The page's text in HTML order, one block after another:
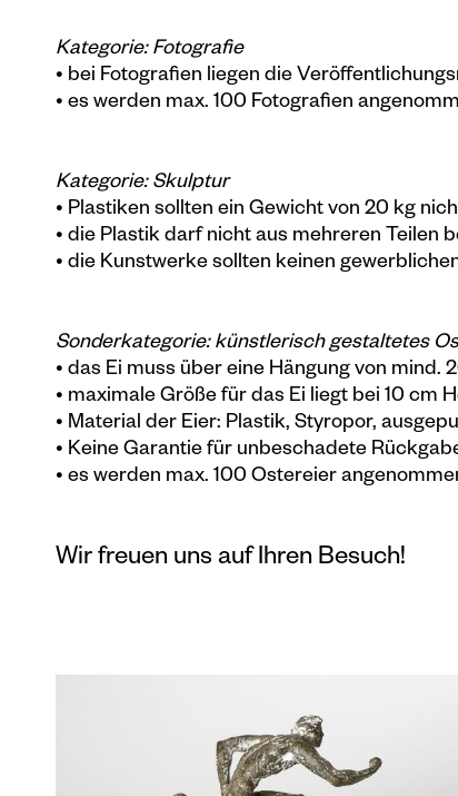
Kategorie: Fotografie
• bei Fotografien liegen die
• es werden max. 100 Fotografien
Kategorie: Skulptur
• Plastiken sollten ein Gewicht von 20 kg
• die Plastik darf nicht aus mehreren Teilen
• die Kunstwerke sollten keinen
Sonderkategorie: künstlerisch gestaltetes
• das Ei muss über eine Hängung von
• maximale Größe für das Ei liegt bei 10 cm
• Material der Eier: Plastik, Styropor,
• Keine Garantie für unbeschadete
• es werden max. 100 Ostereier
Wir freuen uns auf Ihren Besuch!